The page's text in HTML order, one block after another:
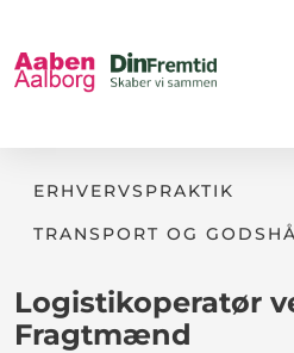
ERHVERVSPRAKTIK
TRANSPORT OG
Logistikoperatør
Fragtmænd